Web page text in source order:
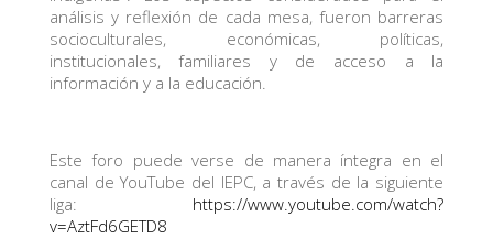
análisis y reflexión de cada mesa, fueron barreras
socioculturales, económicas, políticas,
institucionales, familiares y de acceso a la
información y a la educación.
Este foro puede verse de manera íntegra en el
canal de YouTube del IEPC, a través de la siguiente
liga: https://www.youtube.com/watch?
v=AztFd6GETD8